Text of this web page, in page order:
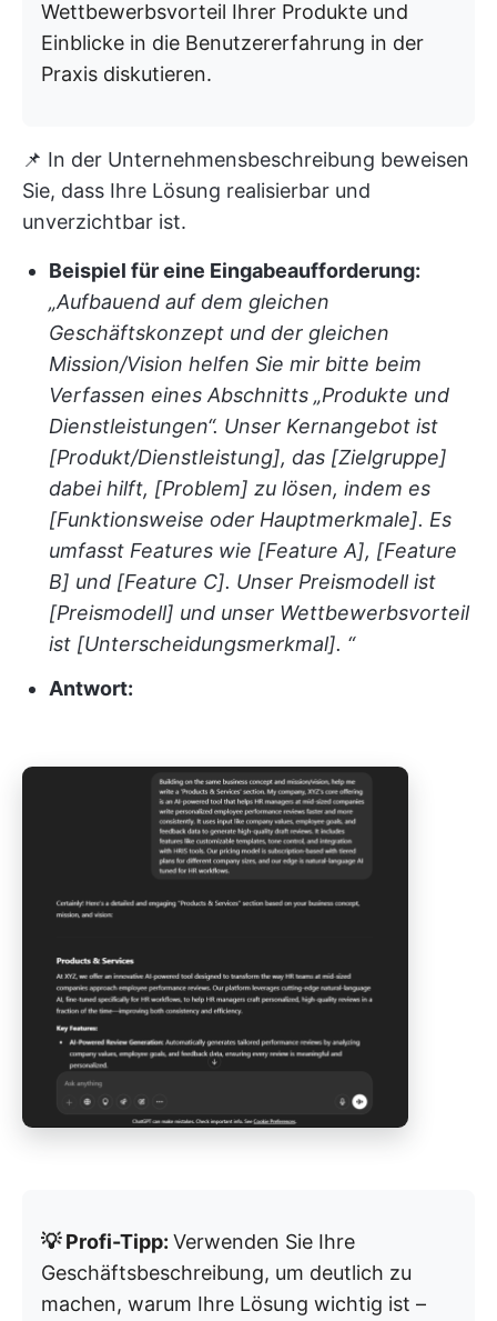
Wettbewerbsvorteil Ihrer Produkte und
Einblicke in die Benutzererfahrung in der
Praxis diskutieren.
📌 In der Unternehmensbeschreibung beweisen
Sie, dass Ihre Lösung realisierbar und
unverzichtbar ist.
Beispiel für eine Eingabeaufforderung:
„Aufbauend auf dem gleichen
Geschäftskonzept und der gleichen
Mission/Vision helfen Sie mir bitte beim
Verfassen eines Abschnitts „Produkte und
Dienstleistungen“. Unser Kernangebot ist
[Produkt/Dienstleistung], das [Zielgruppe]
dabei hilft, [Problem] zu lösen, indem es
[Funktionsweise oder Hauptmerkmale]. Es
umfasst Features wie [Feature A], [Feature
B] und [Feature C]. Unser Preismodell ist
[Preismodell] und unser Wettbewerbsvorteil
ist [Unterscheidungsmerkmal]. “
Antwort:
💡 Profi-Tipp: Verwenden Sie Ihre
Geschäftsbeschreibung, um deutlich zu
machen, warum Ihre Lösung wichtig ist –